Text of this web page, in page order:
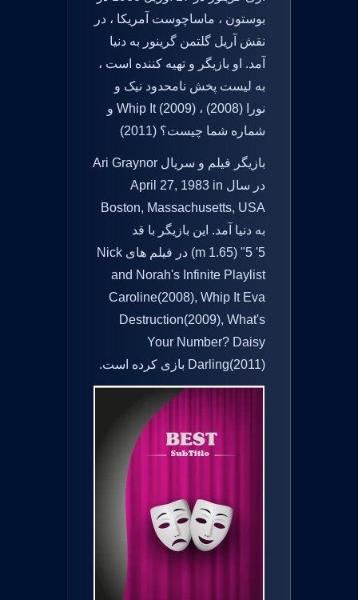
بوستون ، ماساچوست آمریکا ، در
نقش آریل گلتمن گرینور به دنیا
آمد. او بازیگر و تهیه کننده است ،
به لیست پخش نامحدود نیک و
نورا (2008) ، Whip It (2009) و
شماره شما چیست؟ (2011)
بازیگر فیلم و سریال Ari Graynor
در سال April 27, 1983 in
Boston, Massachusetts, USA
به دنیا آمد. این بازیگر با قد
5' 5" (1.65 m) در فیلم های Nick
and Norah's Infinite Playlist
Caroline(2008), Whip It Eva
Destruction(2009), What's
Your Number? Daisy
Darling(2011) بازی کرده است.